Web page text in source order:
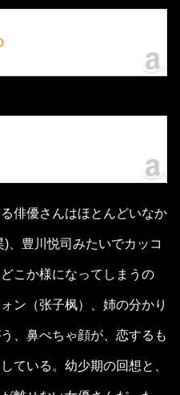
俳優さんはほとんどいなか
、豊川悦司みたいでカッコ
こか様になってしまうの
ン（张子枫）、姉の分かり
、鼻ぺちゃ顔が、恋するも
ている。幼少期の回想と、